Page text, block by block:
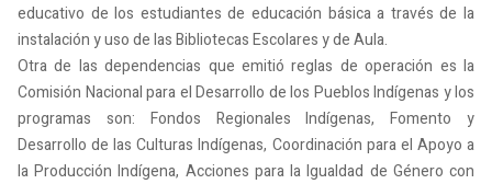
educativo de los estudiantes de educación básica a través de la
instalación y uso de las Bibliotecas Escolares y de Aula.
Otra de las dependencias que emitió reglas de operación es la
Comisión Nacional para el Desarrollo de los Pueblos Indígenas y los
programas son: Fondos Regionales Indígenas, Fomento y
Desarrollo de las Culturas Indígenas, Coordinación para el Apoyo a
la Producción Indígena, Acciones para la Igualdad de Género con